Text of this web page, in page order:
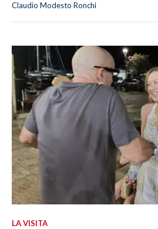
Claudio Modesto Ronchi
LA VISITA